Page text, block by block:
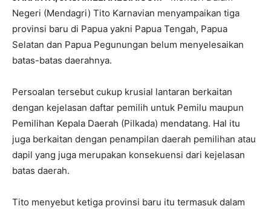
Negeri (Mendagri) Tito Karnavian menyampaikan tiga
provinsi baru di Papua yakni Papua Tengah, Papua
Selatan dan Papua Pegunungan belum menyelesaikan
batas-batas daerahnya.
Persoalan tersebut cukup krusial lantaran berkaitan
dengan kejelasan daftar pemilih untuk Pemilu maupun
Pemilihan Kepala Daerah (Pilkada) mendatang. Hal itu
juga berkaitan dengan penampilan daerah pemilihan atau
dapil yang juga merupakan konsekuensi dari kejelasan
batas daerah.
Tito menyebut ketiga provinsi baru itu termasuk dalam